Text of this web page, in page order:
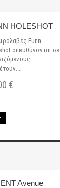
HOLESHOT
Funn
απευθύνονται σε
€
Avenue